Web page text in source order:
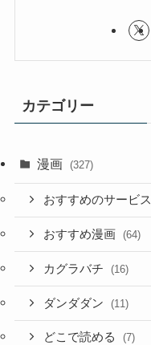
カテゴリー
漫画 (327)
おすすめのサービス
おすすめ漫画 (64)
カグラバチ (16)
ダンダダン (11)
どこで読める (7)